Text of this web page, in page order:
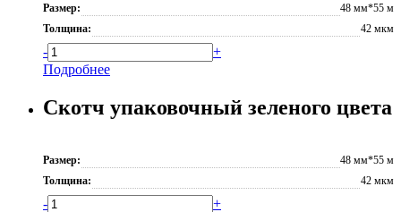
Размер:
48 мм*55 м
Толщина:
42 мкм
-
+
Подробнее
Скотч упаковочный зеленого цвета
Размер:
48 мм*55 м
Толщина:
42 мкм
-
+